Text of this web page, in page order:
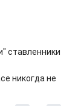
ставленники
никогда не